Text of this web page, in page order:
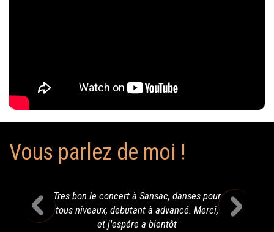
Vous parlez de moi !
Tres bon le concert à Sansac, danses pour
tous niveaux, debutant à advancé. Merci,
et j'espére a bientôt